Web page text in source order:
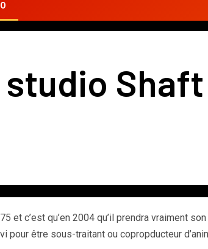
et c’est qu’en 2004 qu’il prendra vraiment
pour être sous-traitant ou copropducteur